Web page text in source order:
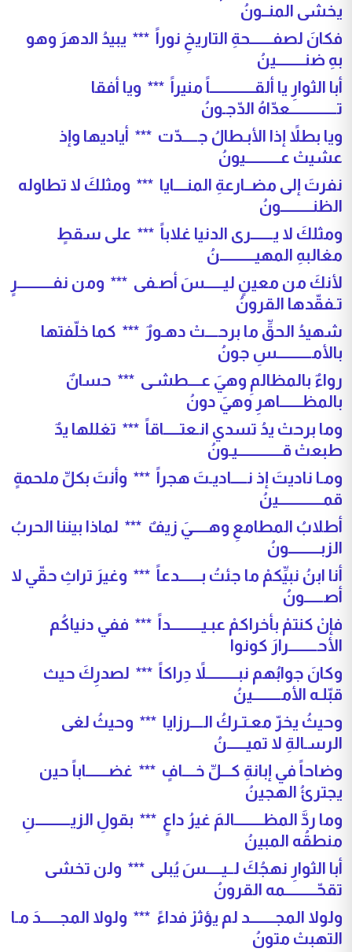
يخشى المنــونُ
فكانَ لصفـــــــحةِ التاريخِ نوراً *** يبيدُ الدهرَ وهو
بهِ ضنـــــــــينُ
أبا الثوارِ يا ألقــــــــــــــاً منيراً *** ويا أفقا
تـــــــــــــــعدّاهُ الدّجـونُ
ويا بطلاً إذا الأبـطالُ جـــــدّت *** أياديها وإذ
عشيتْ عـــــــــــيونُ
نفرتَ إلى مضــارعةِ المنــــايا *** ومثلكَ لا تطاوله
الظنــــــــــونُ
ومثلكَ لا يـــــــرى الدنيا غلاباً *** على سقطٍ
مغالبهِ المهيـــــــــــنُ
لأنكَ من معينٍ ليــــــسَ أصـفى *** ومن نفـــــــــــرٍ
تـفقّدها القرونُ
شهيدُ الحقِّ ما برحــــتْ دهـورٌ *** كما خلّفتها
بالأمـــــــــــسِ جونُ
رواءٌ بالمظالمِ وهيَ عــــطشـى *** حسانٌ
بالمظـــــــاهرِ وهيَ دونُ
وما برحتْ يدُ تسدي انـعتـــــاقاً *** تغللها يدٌ
طبعتْ قــــــــــــــيـونُ
ومـا ناديتَ إذ نـــــاديـتَ هجراً *** وأنتَ بكلِّ ملحمةٍ
قمــــــــــــــينُ
أطلابُ المطامعِ وهـــــيَ زيفٌ *** لماذا بيننا الحربُ
الزبــــــــــونُ
أنا ابنُ نبيِّكمْ ما جئتُ بـــــــدعاً *** وغيرَ تراثِ حقّي لا
أصــــــونُ
فإنْ كنتمْ بأخراكمْ عبـيــــــــــداً *** ففي دنياكُم
الأحـــــــــرارَ كونوا
وكانَ جوابُهم نبــــــــــلاً دِراكاً *** لصدرِكَ حيث
قبّلـه الأمـــــــــينُ
وحيثُ يخرّ معـتـركُ الــــرزايا *** وحيثُ لغى
الرسـالةِ لا تميــــــنُ
وضاحاً في إبانةِ كـــلِّ خــــافٍ *** غضـــــــاباً حين
يجترئُ الهجينُ
وما ردَّ المظـــــــــالمَ غيرُ داعٍ *** بقولِ الزيـــــــــــنِ
منطقُه المبينُ
أبا الثوارِ نهجُكَ لــيـــــسَ يُبلى *** ولن تخشى
تقحّــــــــــمه القرونُ
ولولا المجــــــــد لم يؤثرْ فداءً *** ولولا المجــــــدَ مـا
التهبتْ متونُ